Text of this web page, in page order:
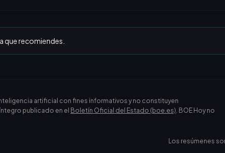
que recomiendes.
artificial con fines informativos y no constituyen
publicado en el Boletín Oficial del Estado (boe.es). BOE Hoy no
Los resúmenes